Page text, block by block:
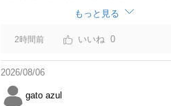
がなかったのならば今回の判断は正しいと
もっと見る
2時間前 0
2026/08/06
gato azul